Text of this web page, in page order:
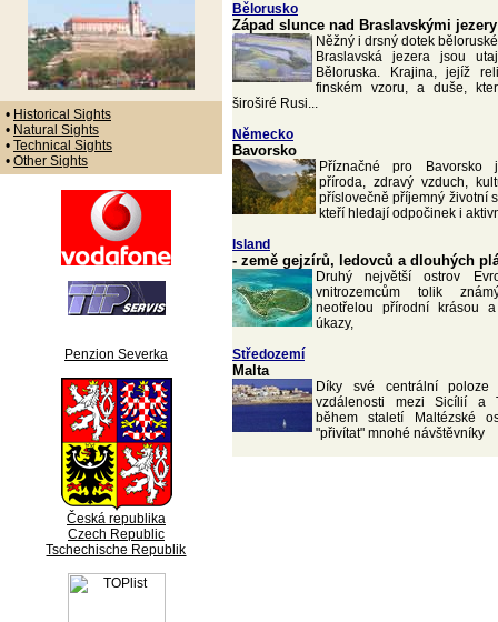
• Historical Sights
• Natural Sights
• Technical Sights
• Other Sights
Penzion Severka
Česká republika
Czech Republic
Tschechische Republik
Bělorusko
Západ slunce nad Braslavskými jezery
Něžný i drsný dotek
Braslavská jezera jsou
Běloruska. Krajina, jejíž
finském vzoru, a duše,
široširé Rusi...
Německo
Bavorsko
Příznačné pro Bavorsko
příroda, zdravý vzduch,
příslovečně příjemný životní
kteří hledají odpočinek i
Island
- země gejzírů, ledovců a dlouhých
Druhý největší ostrov
vnitrozemcům tolik
neotřelou přírodní krásou
úkazy,
Středozemí
Malta
Díky své centrální
vzdálenosti mezi Sicílií a
během staletí Maltézské
"přivítat" mnohé návštěvníky